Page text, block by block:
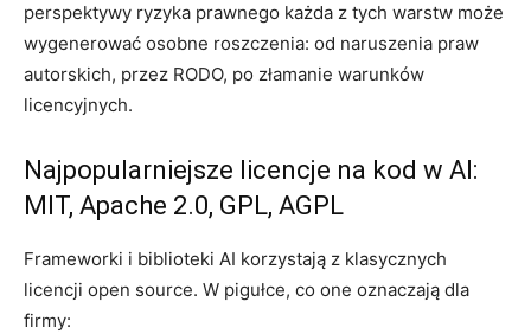
perspektywy ryzyka prawnego każda z tych warstw może
wygenerować osobne roszczenia: od naruszenia praw
autorskich, przez RODO, po złamanie warunków
licencyjnych.
Najpopularniejsze licencje na kod w AI:
MIT, Apache 2.0, GPL, AGPL
Frameworki i biblioteki AI korzystają z klasycznych
licencji open source. W pigułce, co one oznaczają dla
firmy: